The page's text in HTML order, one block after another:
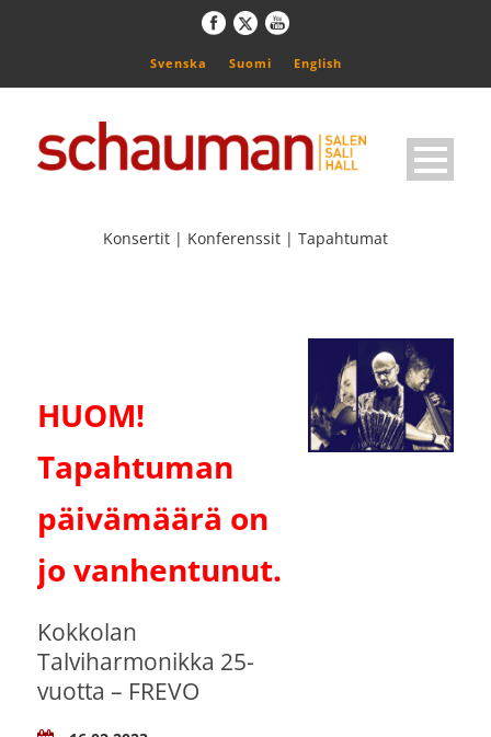
Svenska Suomi English
Konsertit | Konferenssit | Tapahtumat
HUOM!
Tapahtuman
päivämäärä on
jo vanhentunut.
Kokkolan
Talviharmonikka 25-
vuotta – FREVO